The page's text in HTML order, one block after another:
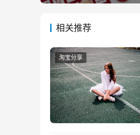
相关推荐：
网商贷借钱靠谱吗
网商贷和借呗一样
花呗怎么借钱出来
相关推荐
淘宝分享